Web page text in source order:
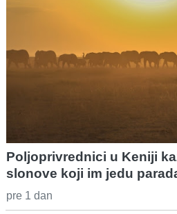
Poljoprivrednici u Keniji
slonove koji im jedu
pre 1 dan